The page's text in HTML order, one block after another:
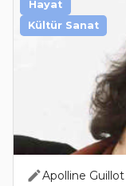
Apolline Guillot
Hayat
Kültür Sanat